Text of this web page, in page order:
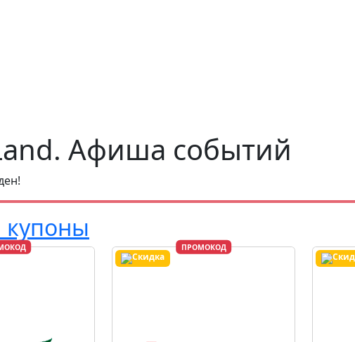
Афиша событий
ПРОМОКОД